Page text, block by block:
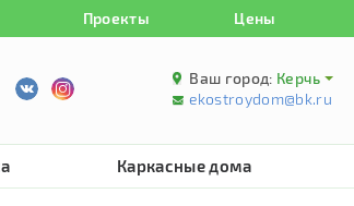
Проекты Цены
Ваш город: Керчь
ekostroydom@bk.ru
Каркасные дома